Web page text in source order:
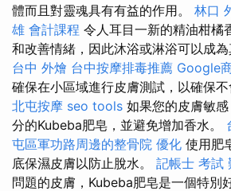
體而且對靈魂具有有益的作用。 林口
雄 會計課程 令人耳目一新的精油柑橘
和改善情緒，因此沐浴或淋浴可以成為
台中 外燴 台中按摩排毒推薦 Google
確保在小區域進行皮膚測試，以確保不
北屯按摩 seo tools 如果您的皮膚敏
分的Kubeba肥皂，並避免增加香水。
屯區軍功路周邊的整骨院 優化 使用肥
底保濕皮膚以防止脫水。 記帳士 考試
問題的皮膚，Kubeba肥皂是一個特別